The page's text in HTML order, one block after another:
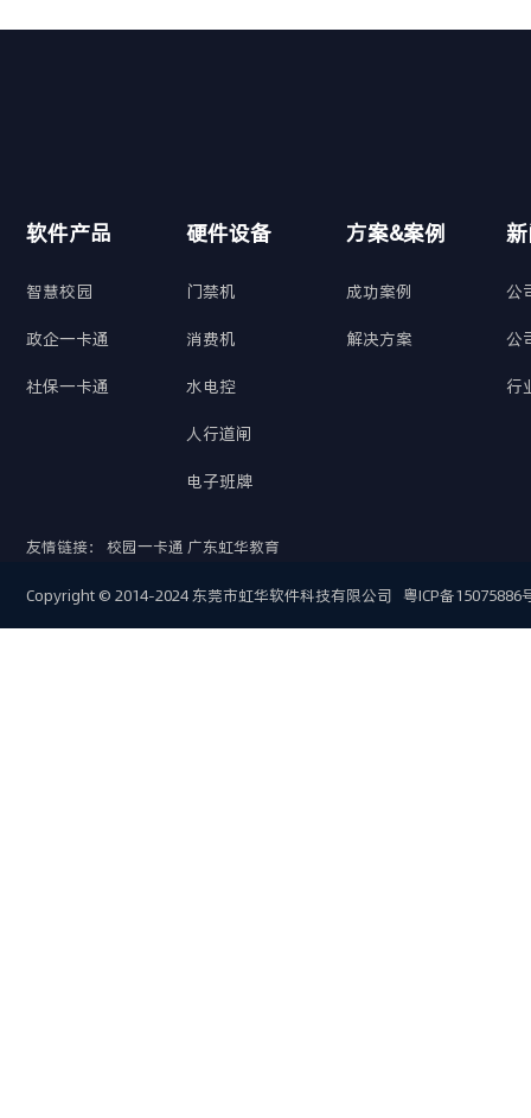
软件产品
智慧校园
政企一卡通
社保一卡通
硬件设备
门禁机
消费机
水电控
人行道闸
电子班牌
方案&案例
成功案例
解决方案
公
公
行
友情链接： 校园一卡通 广东虹华教育
Copyright © 2014-2024 东莞市虹华软件科技有限公司 粤ICP备15075886